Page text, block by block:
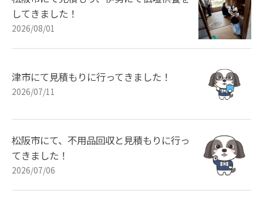
してきました！
2026/08/01
津市にて見積もりに行ってきました！
2026/07/11
松阪市にて、不用品回収と見積もりに行っ
てきました！
2026/07/06